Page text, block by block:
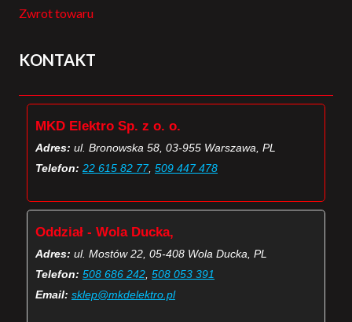
Zwrot towaru
KONTAKT
MKD Elektro Sp. z o. o.
Adres: ul. Bronowska 58, 03-955 Warszawa, PL
Telefon: 22 615 82 77, 509 447 478
Oddział - Wola Ducka,
Adres: ul. Mostów 22, 05-408 Wola Ducka, PL
Telefon: 508 686 242 508 053 391
Email: sklep@mkdelektro.pl